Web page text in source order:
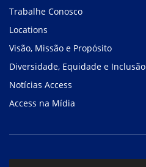
Trabalhe Conosco
Locations
Visão, Missão e Propósito
Diversidade, Equidade e Inclusão
Notícias Access
Access na Mídia